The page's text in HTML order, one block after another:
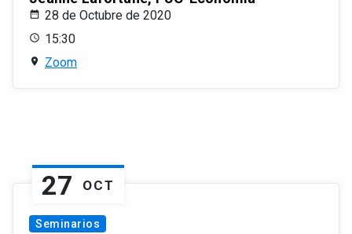
28 de Octubre de 2020
15:30
Zoom
27 OCT
Seminarios